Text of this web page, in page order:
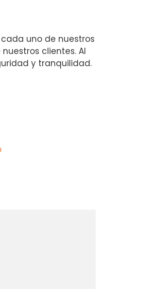
uno de nuestros
clientes. Al
y tranquilidad.